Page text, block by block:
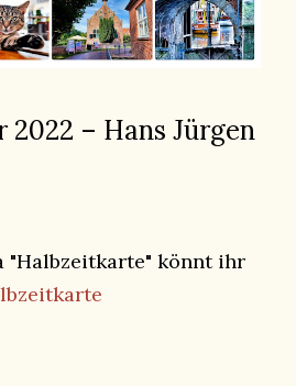
– Hans Jürgen
"Halbzeitkarte" könnt ihr